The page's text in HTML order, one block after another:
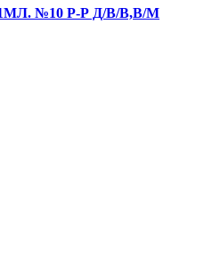
№10 Р-Р Д/В/В,В/М